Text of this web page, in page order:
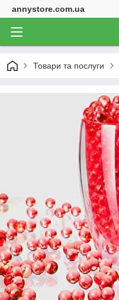
annystore.com.ua
Товари та послуги